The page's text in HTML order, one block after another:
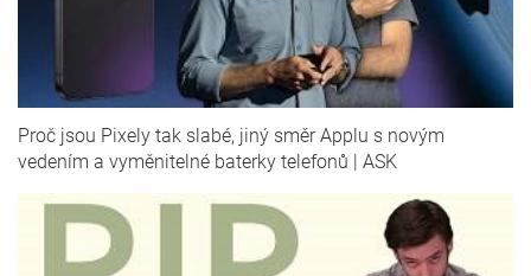
Proč jsou Pixely tak slabé, jiný směr Applu s novým
vedením a vyměnitelné baterky telefonů | ASK